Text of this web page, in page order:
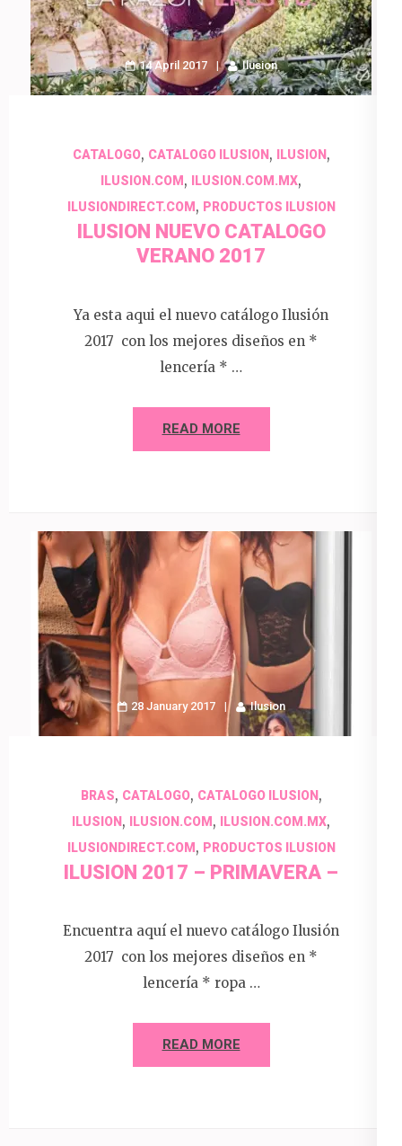
14 April 2017 Ilusion
CATALOGO, CATALOGO ILUSION, ILUSION,
ILUSION.COM , ILUSION.COM.MX,
ILUSIONDIRECT.COM , PRODUCTOS ILUSION
ILUSION NUEVO CATALOGO
VERANO 2017
Ya esta aqui el nuevo catálogo Ilusión
2017 con los mejores diseños en *
lencería * …
READ MORE
28 January 2017 Ilusion
BRAS, CATALOGO, CATALOGO ILUSION,
ILUSION, ILUSION.COM, ILUSION.COM.MX,
ILUSIONDIRECT.COM, PRODUCTOS ILUSION
ILUSION 2017 – PRIMAVERA –
Encuentra aquí el nuevo catálogo Ilusión
2017 con los mejores diseños en *
lencería * ropa …
READ MORE